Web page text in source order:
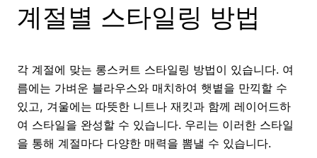
계절별 스타일링 방법
각 계절에 맞는 롱스커트 스타일링 방법이 있습니다. 여
름에는 가벼운 블라우스와 매치하여 햇볕을 만끽할 수
있고, 겨울에는 따뜻한 니트나 재킷과 함께 레이어드하
여 스타일을 완성할 수 있습니다. 우리는 이러한 스타일
을 통해 계절마다 다양한 매력을 뽐낼 수 있습니다.